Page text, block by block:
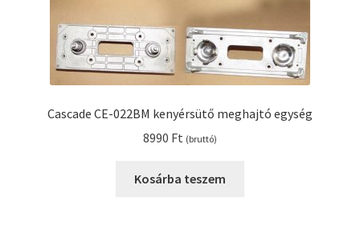
Cascade CE-022BM kenyérsütő meghajtó egység
8990 Ft (bruttó)
Kosárba teszem